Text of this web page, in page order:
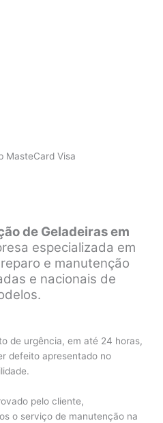
MasteCard Visa
de Geladeiras em
especializada em
e manutenção
e nacionais de
de urgência, em até 24 horas,
defeito apresentado no
pelo cliente,
o serviço de manutenção na